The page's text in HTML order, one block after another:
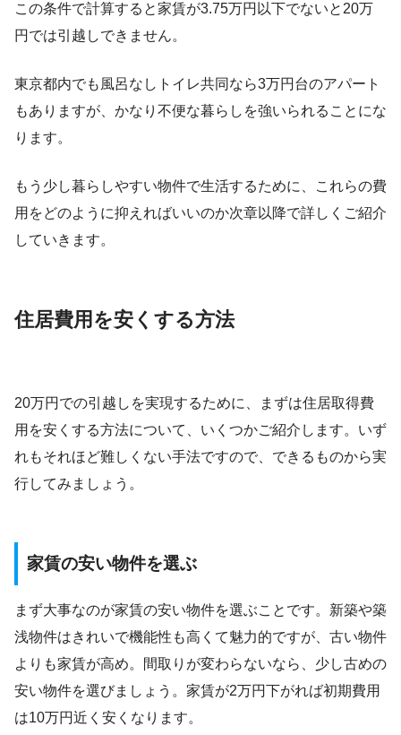
この条件で計算すると家賃が3.75万円以下でないと20万
円では引越しできません。
東京都内でも風呂なしトイレ共同なら3万円台のアパート
もありますが、かなり不便な暮らしを強いられることにな
ります。
もう少し暮らしやすい物件で生活するために、これらの費
用をどのように抑えればいいのか次章以降で詳しくご紹介
していきます。
住居費用を安くする方法
20万円での引越しを実現するために、まずは住居取得費
用を安くする方法について、いくつかご紹介します。いず
れもそれほど難しくない手法ですので、できるものから実
行してみましょう。
家賃の安い物件を選ぶ
まず大事なのが家賃の安い物件を選ぶことです。新築や築
浅物件はきれいで機能性も高くて魅力的ですが、古い物件
よりも家賃が高め。間取りが変わらないなら、少し古めの
安い物件を選びましょう。家賃が2万円下がれば初期費用
は10万円近く安くなります。